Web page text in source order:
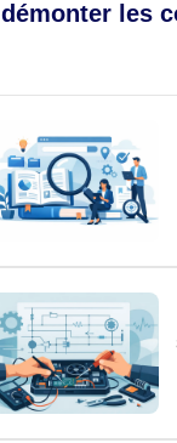
démonter les